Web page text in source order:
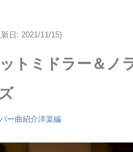
新日: 2021/11/15)
トミドラー＆ノ
ズ
ー曲紹介洋楽編